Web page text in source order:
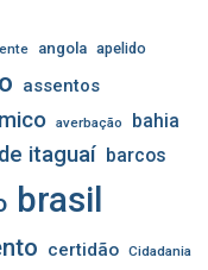
angola apelido
assentos
averbação bahia
itaguaí barcos
brasil
certidão Cidadania